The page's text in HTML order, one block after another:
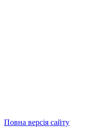
Повна версія сайту